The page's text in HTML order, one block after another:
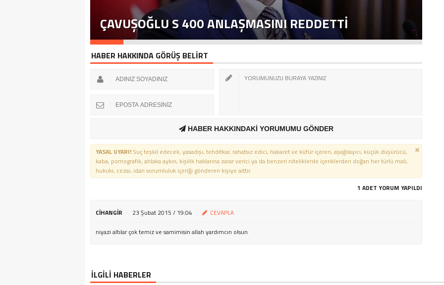
ÇAVUŞOĞLU S 400 ANLAŞMASINI REDDETTI
HABER HAKKINDA GÖRÜŞ BELİRT
HABER HAKKINDAKİ YORUMUMU GÖNDER
YASAL UYARI! Suç teşkil edecek, yasadışı, tehditkar, rahatsız edici, hakaret ve küfür içeren, aşağılayıcı, küçük düşürücü,
kaba, pornografik, ahlaka aykırı, kişilik haklarına zarar verici ya da benzeri niteliklerde içeriklerden doğan her türlü mali,
hukuki, cezai, idari sorumluluk içeriği gönderen kişiye aittir.
1 ADET YORUM YAPILDI
CIHANGIR 23 Şubat 2015 / 19:04 CEVAPLA
niyazi altılar çok temiz ve samimisin allah yardımcın olsun
İLGİLİ HABERLER